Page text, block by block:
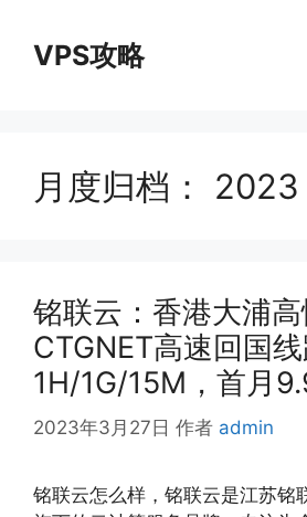
VPS攻略
月度归档： 2023
铭联云：香港大浦高
CTGNET高速回国线
1H/1G/15M，首月
2023年3月27日 作者 admin
铭联云怎么样，铭联云是江苏铭